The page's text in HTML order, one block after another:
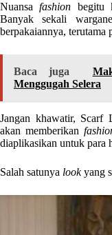
Nuansafashion begitu
Banyak sekali
berpakaiannya, terutama
Baca juga
Menggugah Selera
Jangan khawatir,
akan memberikan
diaplikasikan untuk para
Salah satunya lookyang